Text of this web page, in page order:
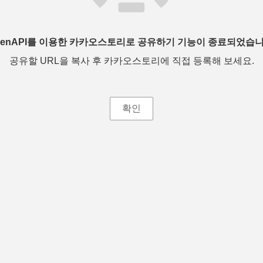
를 이용한 카카오스토리로 공유하기 기능이 종료되었습
공유할 URL을 복사 후 카카오스토리에 직접 등록해 보세요.
확인